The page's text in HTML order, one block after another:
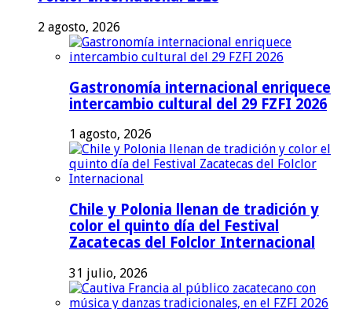
2 agosto, 2026
Gastronomía internacional enriquece
intercambio cultural del 29 FZFI 2026
1 agosto, 2026
Chile y Polonia llenan de tradición y
color el quinto día del Festival
Zacatecas del Folclor Internacional
31 julio, 2026